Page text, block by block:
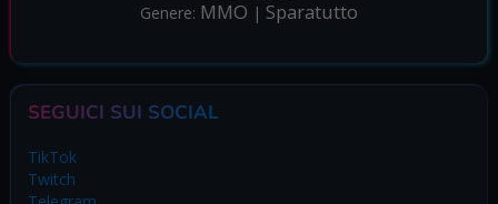
Genere: MMO | Sparatutto
SEGUICI SUI SOCIAL
TikTok
Twitch